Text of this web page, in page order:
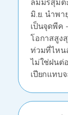
ลมมรสุมต
มิ.ย. นำพา
เป็นจุดพีค
โอกาสสูง
ท่วมที่ไหน
ไม่ใช่ฝนต่
เปียกแทบ